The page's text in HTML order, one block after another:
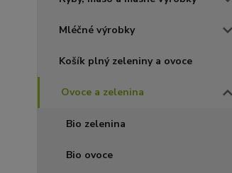
Mléčné výrobky
Košík plný zeleniny a ovoce
Ovoce a zelenina
Bio zelenina
Bio ovoce